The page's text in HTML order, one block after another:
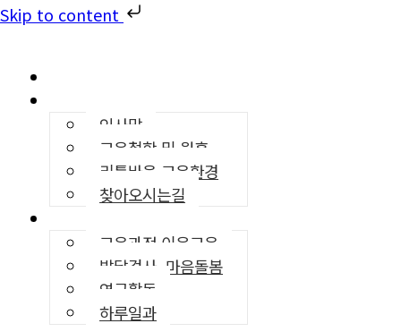
Skip to content
인사말
교육철학 및 원훈
리틀바움 교육환경
찾아오시는길
교육과정·이음교육
발달검사, 마음돌봄
연구활동
하루일과